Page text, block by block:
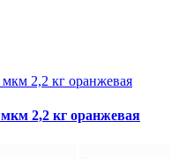
2,2 кг оранжевая